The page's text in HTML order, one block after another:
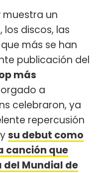
muestra un
discos, las
más se han
publicación del
más
a
celebraron, ya
repercusión
su debut como
canción que
del Mundial de